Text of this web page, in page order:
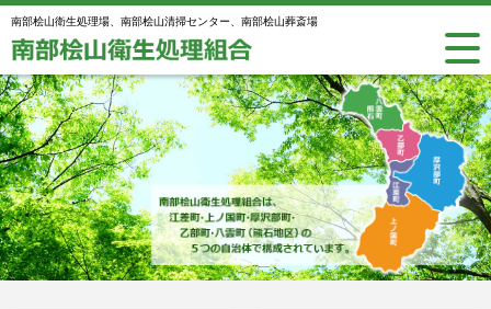
南部桧山衛生処理場、南部桧山清掃センター、南部桧山葬斎場